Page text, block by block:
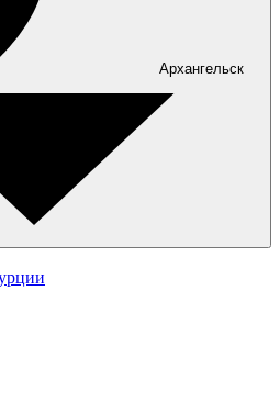
Архангельск